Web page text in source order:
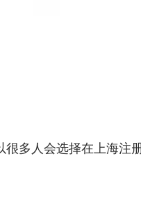
很多人会选择在 上海注